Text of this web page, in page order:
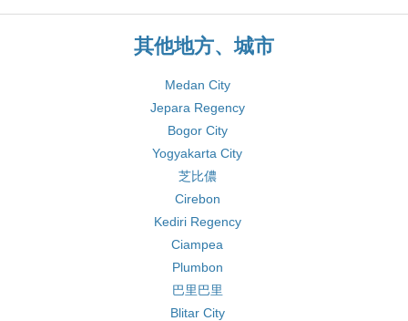
其他地方、城市
Medan City
Jepara Regency
Bogor City
Yogyakarta City
芝比儂
Cirebon
Kediri Regency
Ciampea
Plumbon
巴里巴里
Blitar City